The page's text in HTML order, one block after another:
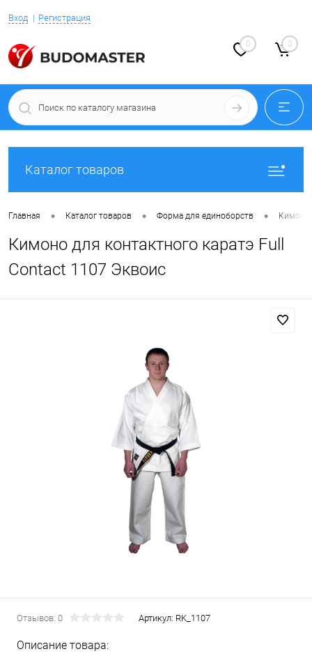
Вход Регистрация
0 0
Каталог товаров
Главная • Каталог товаров • Форма для единоборств • Кимоно
Кимоно для контактного каратэ Full
Contact 1107 Эквоис
Отзывов: 0 Артикул: RK_1107
Описание товара: